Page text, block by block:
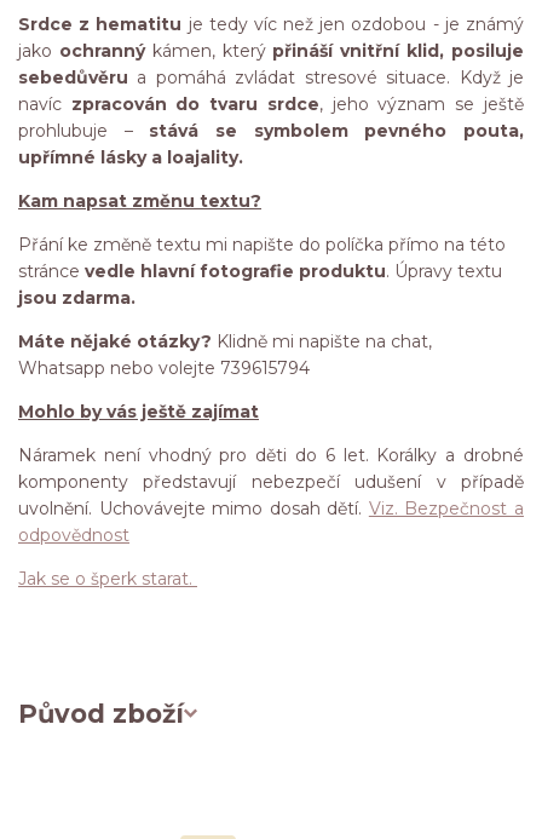
Srdce z hematitu je tedy víc než jen ozdobou - je známý
jako ochranný kámen, který přináší vnitřní klid, posiluje
sebedůvěru a pomáhá zvládat stresové situace. Když je
navíc zpracován do tvaru srdce, jeho význam se ještě
prohlubuje – stává se symbolem pevného pouta,
upřímné lásky a loajality.
Kam napsat změnu textu?
Přání ke změně textu mi napište do políčka přímo na této
stránce vedle hlavní fotografie produktu. Úpravy textu
jsou zdarma.
Máte nějaké otázky? Klidně mi napište na chat,
Whatsapp nebo volejte 739615794
Mohlo by vás ještě zajímat
Náramek není vhodný pro děti do 6 let. Korálky a drobné
komponenty představují nebezpečí udušení v případě
uvolnění. Uchovávejte mimo dosah dětí. Viz. Bezpečnost a
odpovědnost
Jak se o šperk starat.
Původ zboží